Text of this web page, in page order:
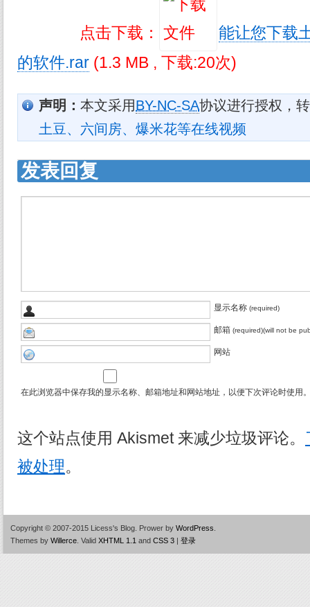
点击下载：
能让您下载
的软件.rar (1.3 MB , 下载:20次)
声明： 本文采用BY-NC-SA协议进行授权，
土豆、六间房、爆米花等在线视频
发表回复
显示名称 (required)
邮箱 (required)(will not be
网站
在此浏览器中保存我的显示名称、邮箱地址和网站地址，以便下次评论时使用
这个站点使用 Akismet 来减少垃圾评论。
被处理。
Copyright © 2007-2015 Licess's Blog. Prower by WordPress
Themes by Willerce Valid XHTML 1.1 and CSS 3 | 登录